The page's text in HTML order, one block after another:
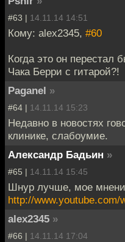
#63 | 14.11.14 14:51
Кому: alex2345, #60
Когда это он перестал
Чака Берри с гитарой?!
Paganel »
#64 | 14.11.14 15:23
Недавно в новостях
клинике, слабоумие.
Александр Бадьин »
#65 | 14.11.14 15:45
Шнур лучше, мое
http://www.youtube.com/
alex2345 »
#66 | 14.11.14 17:04